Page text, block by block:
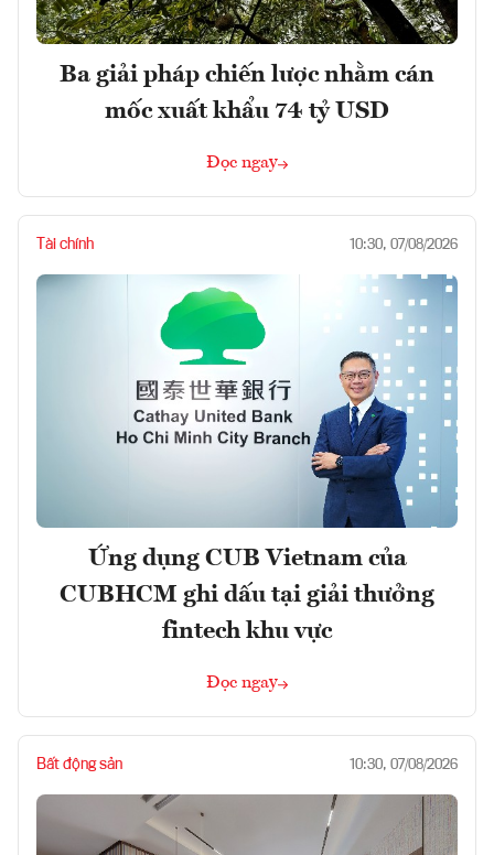
Ba giải pháp chiến lược nhằm cán
mốc xuất khẩu 74 tỷ USD
Đọc ngay
Tài chính 10:30, 07/08/2026
Ứng dụng CUB Vietnam của
CUBHCM ghi dấu tại giải thưởng
fintech khu vực
Đọc ngay
Bất động sản 10:30, 07/08/2026